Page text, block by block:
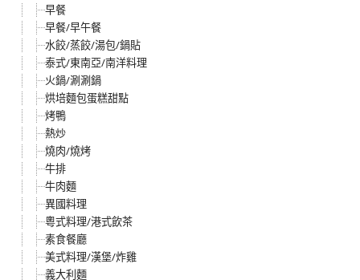
早餐
早餐/早午餐
水餃/蒸餃/湯包/鍋貼
泰式/東南亞/南洋料理
火鍋/涮涮鍋
烘培麵包蛋糕甜點
烤鴨
熱炒
燒肉/燒烤
牛排
牛肉麵
異國料理
粵式料理/港式飲茶
素食餐廳
美式料理/漢堡/炸雞
義大利麵